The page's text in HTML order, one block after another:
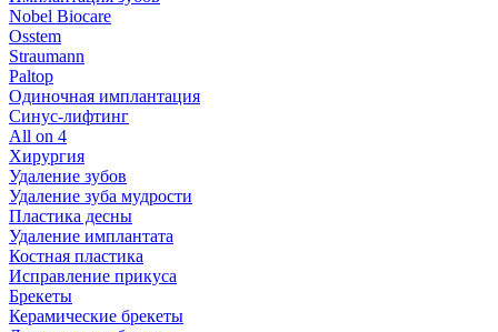
Nobel Biocare
Osstem
Straumann
Paltop
Одиночная имплантация
Синус-лифтинг
All on 4
Хирургия
Удаление зубов
Удаление зуба мудрости
Пластика десны
Удаление имплантата
Костная пластика
Исправление прикуса
Брекеты
Керамические брекеты